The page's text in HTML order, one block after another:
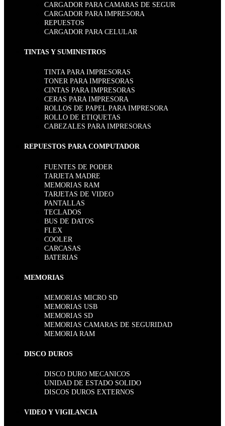
CARGADOR PARA CAMARAS DE SEGUR
CARGADOR PARA IMPRESORA
REPUESTOS
CARGADOR PARA CELULAR
TINTAS Y SUMINISTROS
TINTA PARA IMPRESORAS
TONER PARA IMPRESORAS
CINTAS PARA IMPRESORAS
CERAS PARA IMPRESORA
ROLLOS DE PAPEL PARA IMPRESORA
ROLLO DE ETIQUETAS
CABEZALES PARA IMPRESORAS
REPUESTOS PARA COMPUTADOR
FUENTES DE PODER
TARJETA MADRE
MEMORIAS RAM
TARJETAS DE VIDEO
PANTALLAS
TECLADOS
BUS DE DATOS
FLEX
COOLER
CARCASAS
BATERIAS
MEMORIAS
MEMORIAS MICRO SD
MEMORIAS USB
MEMORIAS SD
MEMORIAS CAMARAS DE SEGURIDAD
MEMORIA RAM
DISCO DUROS
DISCO DURO MECANICOS
UNIDAD DE ESTADO SOLIDO
DISCOS DUROS EXTERNOS
VIDEO Y VIGILANCIA